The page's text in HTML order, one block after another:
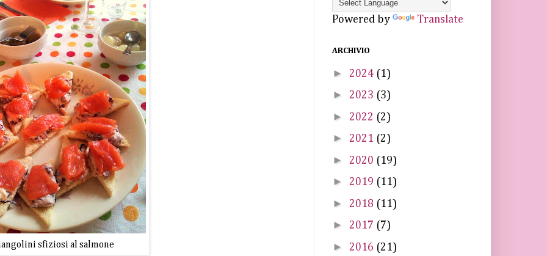
sfiziosi al salmone
Powered by Translate
ARCHIVIO
► 2024 (1)
► 2023 (3)
► 2022 (2)
► 2021 (2)
► 2020 (19)
► 2019 (11)
► 2018 (11)
► 2017 (7)
► 2016 (21)